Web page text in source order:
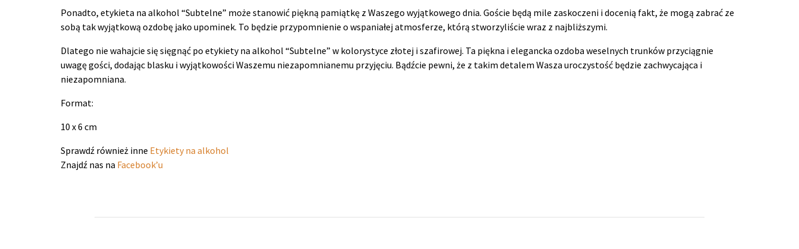
Ponadto, etykieta na alkohol “Subtelne” może stanowić piękną pamiątkę z Waszego wyjątkowego dnia. Goście będą mile zaskoczeni i docenią fakt, że mogą zabrać ze
sobą tak wyjątkową ozdobę jako upominek. To będzie przypomnienie o wspaniałej atmosferze, którą stworzyliście wraz z najbliższymi.
Dlatego nie wahajcie się sięgnąć po etykiety na alkohol “Subtelne” w kolorystyce złotej i szafirowej. Ta piękna i elegancka ozdoba weselnych trunków przyciągnie
uwagę gości, dodając blasku i wyjątkowości Waszemu niezapomnianemu przyjęciu. Bądźcie pewni, że z takim detalem Wasza uroczystość będzie zachwycająca i
niezapomniana.
Format:
10 x 6 cm
Sprawdź również inne Etykiety na alkohol
Znajdź nas na Facebook’u